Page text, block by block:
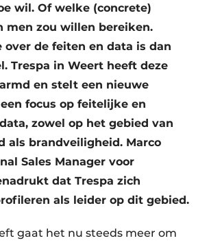
wil. Of welke (concrete)
men zou willen bereiken.
over de feiten en data is dan
Trespa in Weert heeft deze
en stelt een nieuwe
focus op feitelijke en
zowel op het gebied van
als brandveiligheid. Marco
Sales Manager voor
dat Trespa zich
als leider op dit gebied.
gaat het nu steeds meer om